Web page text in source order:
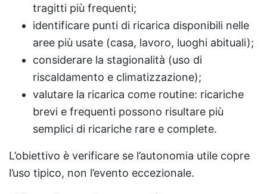
tragitti più frequenti;
identificare punti di ricarica disponibili nelle
aree più usate (casa, lavoro, luoghi abituali);
considerare la stagionalità (uso di
riscaldamento e climatizzazione);
valutare la ricarica come routine: ricariche
brevi e frequenti possono risultare più
semplici di ricariche rare e complete.
L’obiettivo è verificare se l’autonomia utile copre
l’uso tipico, non l’evento eccezionale.